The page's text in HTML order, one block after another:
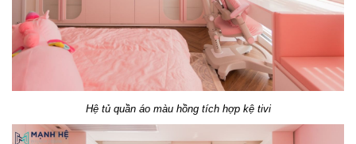
Hệ tủ quần áo màu hồng tích hợp kệ tivi